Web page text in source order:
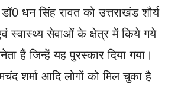
डॉ0 धन सिंह रावत को उत्तराखंड शौर्य
स्वास्थ्य सेवाओं के क्षेत्र में किये गये
हैं जिन्हें यह पुरस्कार दिया गया।
शर्मा आदि लोगों को मिल चुका है